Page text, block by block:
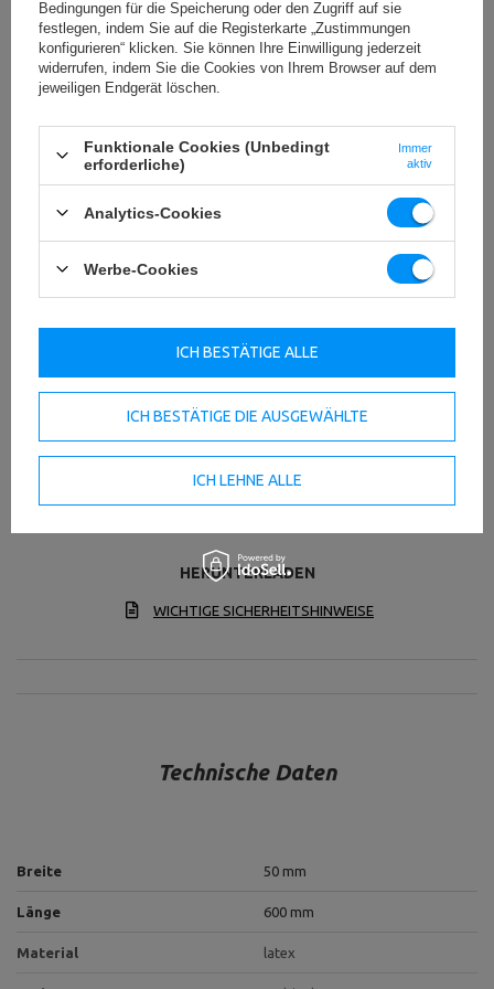
Bequeme Anwendung
Das Training mit Marbo Sport-Widerstandsbändern ist
HERUNTERLADEN
WICHTIGE SICHERHEITSHINWEISE
Technische Daten
Breite 50 mm
Länge 600 mm
Material latex
Bedingungen für die Speicherung oder den Zugriff auf sie
festlegen, indem Sie auf die Registerkarte „Zustimmungen
konfigurieren“ klicken. Sie können Ihre Einwilligung jederzeit
widerrufen, indem Sie die Cookies von Ihrem Browser auf dem
jeweiligen Endgerät löschen.
Funktionale Cookies (Unbedingt
erforderliche)
Immer
aktiv
Analytics-Cookies
Werbe-Cookies
ICH BESTÄTIGE DIE AUSGEWÄHLTE
ICH LEHNE ALLE
ICH BESTÄTIGE ALLE